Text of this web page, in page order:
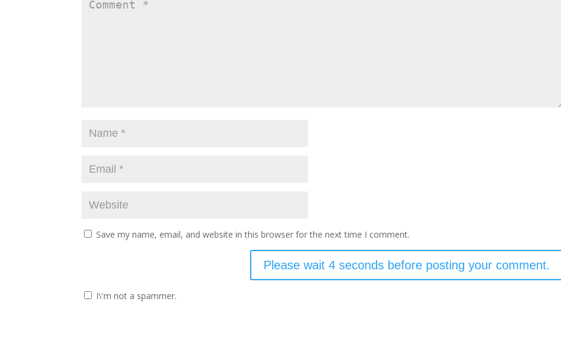
Save my name, email, and website in this browser for the next time I comment.
I\'m not a spammer.